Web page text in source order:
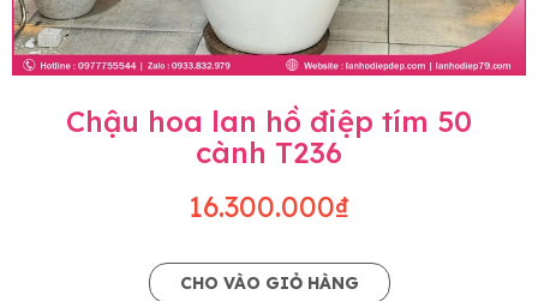
Chậu hoa lan hồ điệp tím 50
cành T236
16.300.000₫
CHO VÀO GIỎ HÀNG